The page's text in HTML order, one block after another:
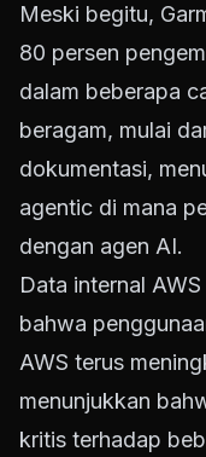
Meski begitu,
80 persen
dalam beberapa
beragam, mulai
dokumentasi,
agentic di mana
dengan agen AI.
Data internal
bahwa
AWS terus
menunjukkan
kritis terhadap